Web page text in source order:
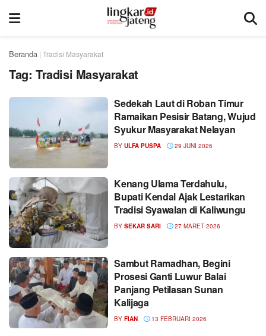
Beranda | Tradisi Masyarakat
Tag: Tradisi Masyarakat
Sedekah Laut di Roban Timur
Ramaikan Pesisir Batang, Wujud
Syukur Masyarakat Nelayan
BY ULFA PUSPA 29 JUNI 2026
Kenang Ulama Terdahulu,
Bupati Kendal Ajak Lestarikan
Tradisi Syawalan di Kaliwungu
BY SEKAR SARI 27 MARET 2026
Sambut Ramadhan, Begini
Prosesi Ganti Luwur Balai
Panjang Petilasan Sunan
Kalijaga
BY FIAN 13 FEBRUARI 2026